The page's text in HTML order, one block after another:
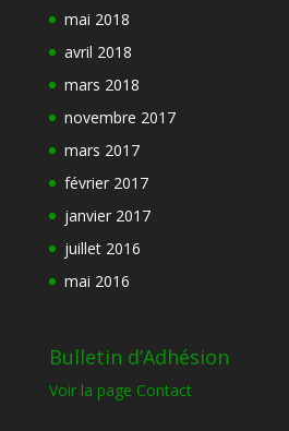
mai 2018
avril 2018
mars 2018
novembre 2017
mars 2017
février 2017
janvier 2017
juillet 2016
mai 2016
Bulletin d’Adhésion
Voir la page Contact